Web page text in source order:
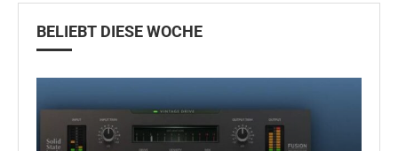
BELIEBT DIESE WOCHE